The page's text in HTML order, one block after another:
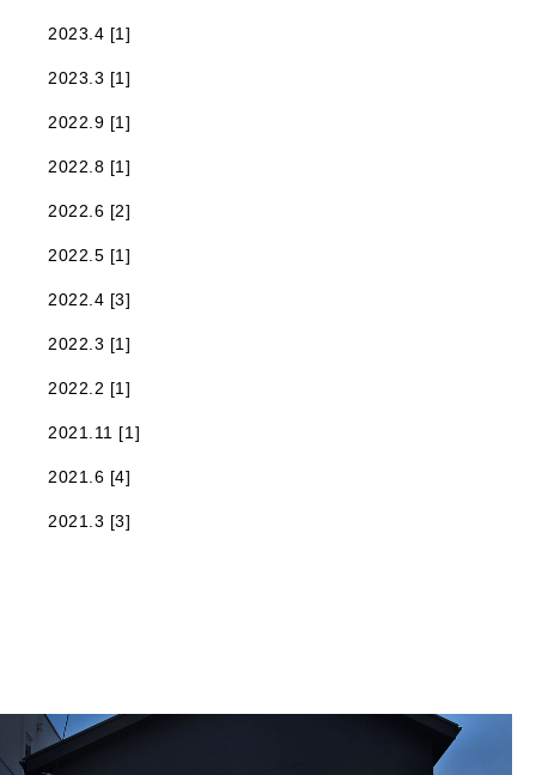
2023.4 [1]
2023.3 [1]
2022.9 [1]
2022.8 [1]
2022.6 [2]
2022.5 [1]
2022.4 [3]
2022.3 [1]
2022.2 [1]
2021.11 [1]
2021.6 [4]
2021.3 [3]